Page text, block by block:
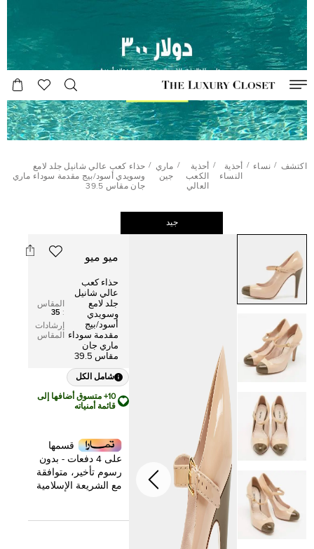
اكتشف / نساء /
أحذية
النساء
/
أحذية
الكعب
العالي
/ ماري
جين
/ حذاء كعب عالي شانيل جلد لامع
وسويدي أسود/بيج مقدمة سوداء ماري
جان مقاس 39.5
جيد
ميو ميو
حذاء كعب
عالي شانيل
جلد لامع
وسويدي
أسود/بيج
مقدمة سوداء
ماري جان
مقاس 39.5
المقاس
:
35
إرشادات
المقاس
شامل الكل
10+ متسوق أضافها إلى
قائمة أمنياته
قسمها
على 4 دفعات - بدون
رسوم تأخير، متوافقة
مع الشريعة الإسلامية